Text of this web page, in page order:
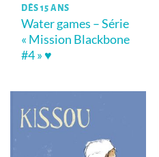
DÈS 15 ANS
Water games – Série
« Mission Blackbone
#4 » ♥